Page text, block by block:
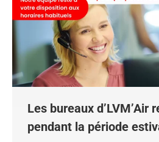
Les bureaux d’LVM’Air
pendant la période